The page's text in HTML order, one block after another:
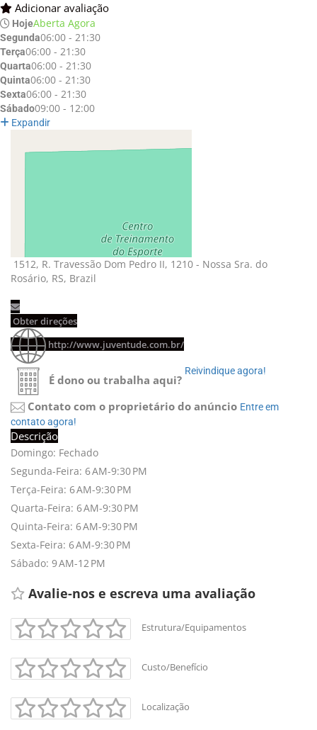
Adicionar avaliação
HojeAberta Agora
Segunda06:00 - 21:30
Terça06:00 - 21:30
Quarta06:00 - 21:30
Quinta06:00 - 21:30
Sexta06:00 - 21:30
Sábado09:00 - 12:00
Expandir
+-
Leaflet
1512, R. Travessão Dom Pedro II, 1210 - Nossa Sra. do
Rosário, RS, Brazil
Obter direções
http://www.juventude.com.br/
É dono ou trabalha aqui?
Reivindique agora!
Contato com o proprietário do anúncio Entre em
contato agora!
Descrição
Domingo: Fechado
Segunda-Feira: 6 AM-9:30 PM
Terça-Feira: 6 AM-9:30 PM
Quarta-Feira: 6 AM-9:30 PM
Quinta-Feira: 6 AM-9:30 PM
Sexta-Feira: 6 AM-9:30 PM
Sábado: 9 AM-12 PM
Avalie-nos e escreva uma avaliação
Estrutura/Equipamentos
Custo/Benefício
Localização